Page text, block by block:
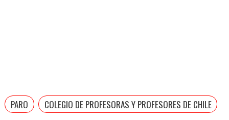
PARO COLEGIO DE PROFESORAS Y PROFESORES DE CHILE